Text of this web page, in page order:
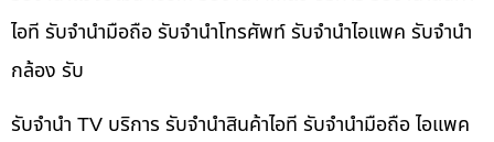
ไอที รับจำนำมือถือ รับจำนำโทรศัพท์ รับจำนำไอแพค รับจำนำ
กล้อง รับ
รับจำนำ TV บริการ รับจำนำสินค้าไอที รับจำนำมือถือ ไอแพค